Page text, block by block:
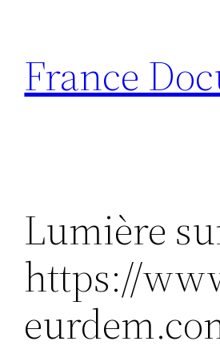
contenu
France
Lumière
https://